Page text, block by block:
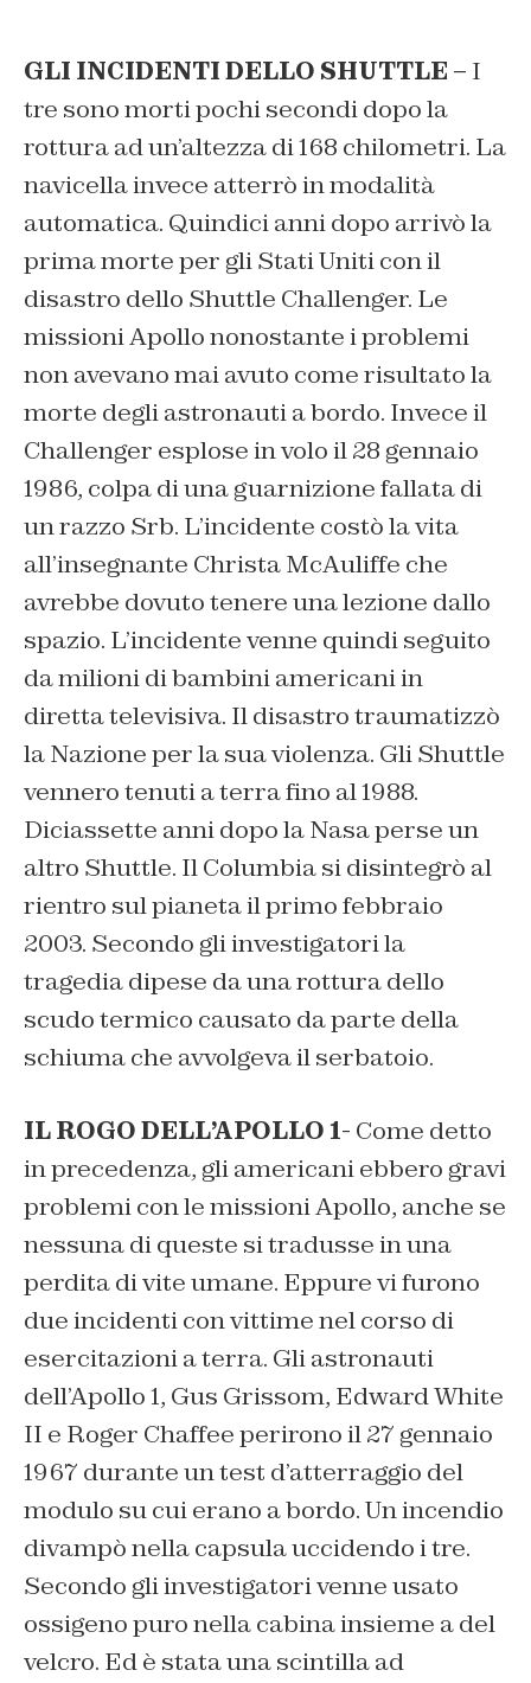
GLI INCIDENTI DELLO SHUTTLE – I
tre sono morti pochi secondi dopo la
rottura ad un’altezza di 168 chilometri. La
navicella invece atterrò in modalità
automatica. Quindici anni dopo arrivò la
prima morte per gli Stati Uniti con il
disastro dello Shuttle Challenger. Le
missioni Apollo nonostante i problemi
non avevano mai avuto come risultato la
morte degli astronauti a bordo. Invece il
Challenger esplose in volo il 28 gennaio
1986, colpa di una guarnizione fallata di
un razzo Srb. L’incidente costò la vita
all’insegnante Christa McAuliffe che
avrebbe dovuto tenere una lezione dallo
spazio. L’incidente venne quindi seguito
da milioni di bambini americani in
diretta televisiva. Il disastro traumatizzò
la Nazione per la sua violenza. Gli Shuttle
vennero tenuti a terra fino al 1988.
Diciassette anni dopo la Nasa perse un
altro Shuttle. Il Columbia si disintegrò al
rientro sul pianeta il primo febbraio
2003. Secondo gli investigatori la
tragedia dipese da una rottura dello
scudo termico causato da parte della
schiuma che avvolgeva il serbatoio.
IL ROGO DELL’APOLLO 1- Come detto
in precedenza, gli americani ebbero gravi
problemi con le missioni Apollo, anche se
nessuna di queste si tradusse in una
perdita di vite umane. Eppure vi furono
due incidenti con vittime nel corso di
esercitazioni a terra. Gli astronauti
dell’Apollo 1, Gus Grissom, Edward White
II e Roger Chaffee perirono il 27 gennaio
1967 durante un test d’atterraggio del
modulo su cui erano a bordo. Un incendio
divampò nella capsula uccidendo i tre.
Secondo gli investigatori venne usato
ossigeno puro nella cabina insieme a del
velcro. Ed è stata una scintilla ad